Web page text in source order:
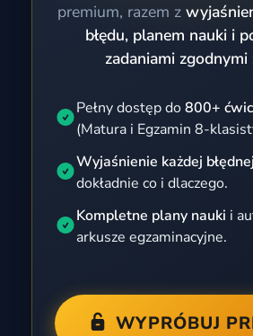
premium, razem z
błędu, planem nauki i
zadaniami zgodnymi
Pełny dostęp do800+
(Matura i Egzamin 8-
Wyjaśnienie każdej
dokładnie co i dlaczego.
Kompletne plany nauki i
arkusze egzaminacyjne.
WYPRÓBUJ